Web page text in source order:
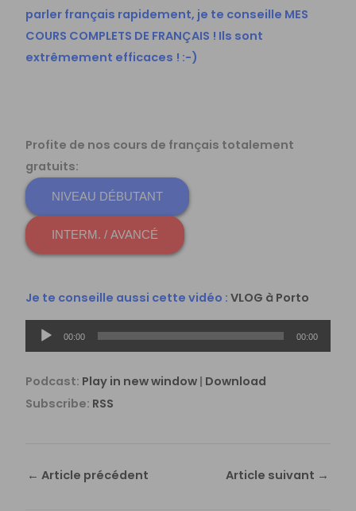
parler français rapidement, je te conseille MES
COURS COMPLETS DE FRANÇAIS ! Ils sont
extrêmement efficaces ! :-)
Profite de nos cours de français totalement
gratuits:
NIVEAU DÉBUTANT
INTERM. / AVANCÉ
Je te conseille aussi cette vidéo :VLOG à Porto
Lecteur
audio
00:00 00:00
Podcast: Play in new window | Download
Subscribe: RSS
← Article précédent Article suivant →